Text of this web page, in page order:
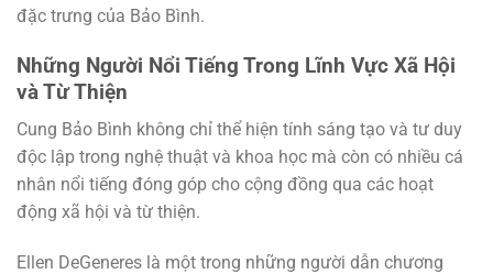
đặc trưng của Bảo Bình.
Những Người Nổi Tiếng Trong Lĩnh Vực Xã Hội
và Từ Thiện
Cung Bảo Bình không chỉ thể hiện tính sáng tạo và tư duy
độc lập trong nghệ thuật và khoa học mà còn có nhiều cá
nhân nổi tiếng đóng góp cho cộng đồng qua các hoạt
động xã hội và từ thiện.
Ellen DeGeneres là một trong những người dẫn chương